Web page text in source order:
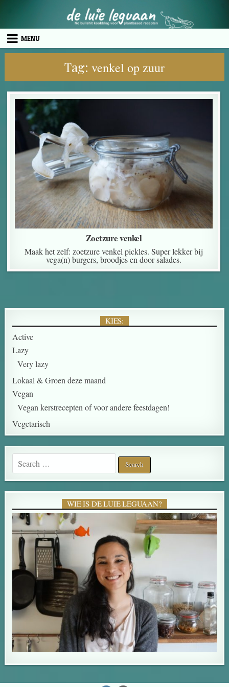
MENU
Tag: venkel op zuur
Zoetzure venkel
Maak het zelf: zoetzure venkel pickles. Super lekker bij
vega(n) burgers, broodjes en door salades.
KIES:
Active
Lazy
Very lazy
Lokaal & Groen deze maand
Vegan
Vegan kerstrecepten of voor andere feestdagen!
Vegetarisch
Search for:
WIE IS DE LUIE LEGUAAN?